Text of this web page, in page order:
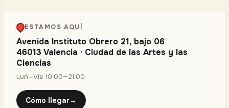
ESTAMOS AQUÍ
Avenida Instituto Obrero 21, bajo 06
46013 Valencia · Ciudad de las Artes y las
Ciencias
Lun—Vie 10:00—21:00
Cómo llegar→